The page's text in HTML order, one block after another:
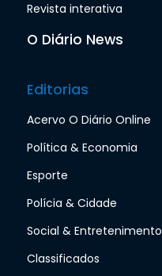
Revista interativa
O Diário News
Editorias
Acervo O Diário Online
Política & Economia
Esporte
Polícia & Cidade
Social & Entretenimento
Classificados